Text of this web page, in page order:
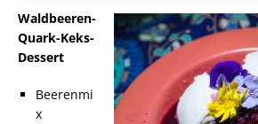
Waldbeeren-
Quark-Keks-
Dessert
Beerenmi
x